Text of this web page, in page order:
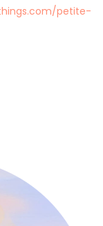
petite-